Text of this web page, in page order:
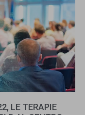
LE TERAPIE